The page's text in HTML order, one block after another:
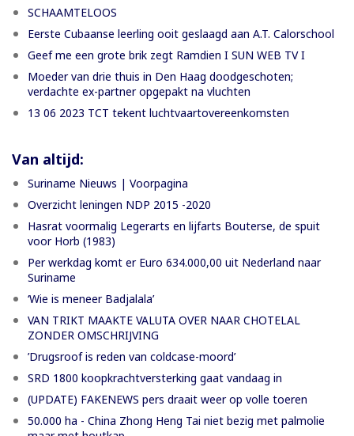
SCHAAMTELOOS
Eerste Cubaanse leerling ooit geslaagd aan A.T. Calorschool
Geef me een grote brik zegt Ramdien I SUN WEB TV I
Moeder van drie thuis in Den Haag doodgeschoten;
verdachte ex-partner opgepakt na vluchten
13 06 2023 TCT tekent luchtvaartovereenkomsten
Van altijd:
Suriname Nieuws | Voorpagina
Overzicht leningen NDP 2015 -2020
Hasrat voormalig Legerarts en lijfarts Bouterse, de spuit
voor Horb (1983)
Per werkdag komt er Euro 634.000,00 uit Nederland naar
Suriname
‘Wie is meneer Badjalala’
VAN TRIKT MAAKTE VALUTA OVER NAAR CHOTELAL
ZONDER OMSCHRIJVING
’Drugsroof is reden van coldcase-moord’
SRD 1800 koopkrachtversterking gaat vandaag in
(UPDATE) FAKENEWS pers draait weer op volle toeren
50.000 ha - China Zhong Heng Tai niet bezig met palmolie